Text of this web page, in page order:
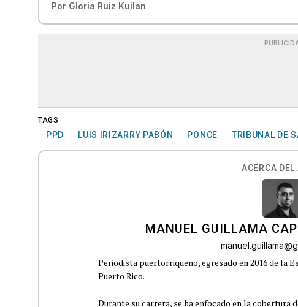
Por Gloria Ruiz Kuilan
TAGS
PPD LUIS IRIZARRY PABÓN PONCE TRIBUNAL DE
ACERCA DEL
MANUEL GUILLAMA
Periodista puertorriqueño, egresado en 2016 de la
Puerto Rico.
Durante su carrera, se ha enfocado en la cobertura